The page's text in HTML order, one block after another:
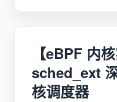
【eBPF 内
sched_ext
核调度器